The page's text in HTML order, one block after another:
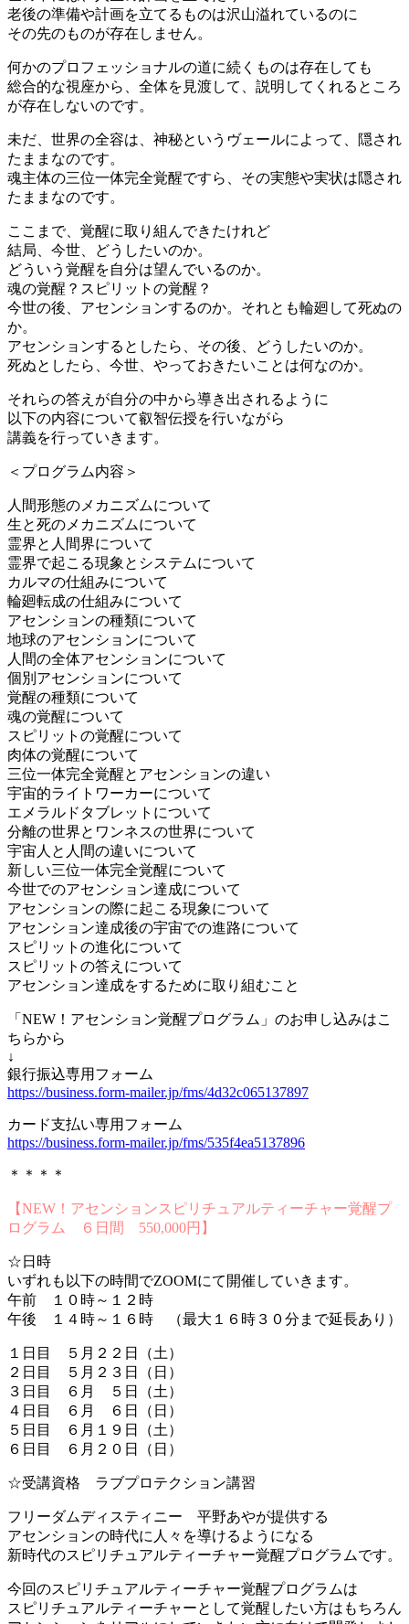
老後の準備や計画を立てるものは沢山溢れているのに
その先のものが存在しません。
何かのプロフェッショナルの道に続くものは存在しても
総合的な視座から、全体を見渡して、説明してくれるところ
が存在しないのです。
未だ、世界の全容は、神秘というヴェールによって、隠され
たままなのです。
魂主体の三位一体完全覚醒ですら、その実態や実状は隠され
たままなのです。
ここまで、覚醒に取り組んできたけれど
結局、今世、どうしたいのか。
どういう覚醒を自分は望んでいるのか。
魂の覚醒？スピリットの覚醒？
今世の後、アセンションするのか。それとも輪廻して死ぬの
か。
アセンションするとしたら、その後、どうしたいのか。
死ぬとしたら、今世、やっておきたいことは何なのか。
それらの答えが自分の中から導き出されるように
以下の内容について叡智伝授を行いながら
講義を行っていきます。
＜プログラム内容＞
人間形態のメカニズムについて
生と死のメカニズムについて
霊界と人間界について
霊界で起こる現象とシステムについて
カルマの仕組みについて
輪廻転成の仕組みについて
アセンションの種類について
地球のアセンションについて
人間の全体アセンションについて
個別アセンションについて
覚醒の種類について
魂の覚醒について
スピリットの覚醒について
肉体の覚醒について
三位一体完全覚醒とアセンションの違い
宇宙的ライトワーカーについて
エメラルドタブレットについて
分離の世界とワンネスの世界について
宇宙人と人間の違いについて
新しい三位一体完全覚醒について
今世でのアセンション達成について
アセンションの際に起こる現象について
アセンション達成後の宇宙での進路について
スピリットの進化について
スピリットの答えについて
アセンション達成をするために取り組むこと
「NEW！アセンション覚醒プログラム」のお申し込みはこ
ちらから
↓
銀行振込専用フォーム
https://business.form-mailer.jp/fms/4d32c065137897
カード支払い専用フォーム
https://business.form-mailer.jp/fms/535f4ea5137896
＊＊＊＊
【NEW！アセンションスピリチュアルティーチャー覚醒プ
ログラム ６日間 550,000円】
☆日時
いずれも以下の時間でZOOMにて開催していきます。
午前 １０時～１２時
午後 １４時～１６時 （最大１６時３０分まで延長あり）
１日目 ５月２２日（土）
２日目 ５月２３日（日）
３日目 ６月 ５日（土）
４日目 ６月 ６日（日）
５日目 ６月１９日（土）
６日目 ６月２０日（日）
☆受講資格 ラブプロテクション講習
フリーダムディスティニー 平野あやが提供する
アセンションの時代に人々を導けるようになる
新時代のスピリチュアルティーチャー覚醒プログラムです。
今回のスピリチュアルティーチャー覚醒プログラムは
スピリチュアルティーチャーとして覚醒したい方はもちろん